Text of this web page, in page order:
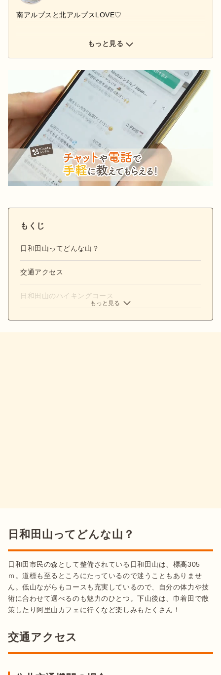
南アルプスと北アルプスLOVE♡
もっと見る
もくじ
日和田山ってどんな山？
交通アクセス
日和田山のハイキングコース
もっと見る
日和田山ってどんな山？
日和田市民の森として整備されている日和田山は、標高305
ｍ。道標も至るところにたっているので迷うこともありませ
ん。低山ながらもコースも充実しているので、自分の体力や技
術に合わせて選べるのも魅力のひとつ。下山後は、巾着田で散
策したり阿里山カフェに行くなど楽しみもたくさん！
交通アクセス